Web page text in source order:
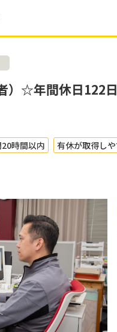
）☆年間休日
時間以内 有休が取得し